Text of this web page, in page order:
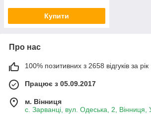
Купити
Про нас
100% позитивних з 2658 відгуків за рік
Працює з 05.09.2017
м. Вінниця
с. Зарванці, вул. Одеська, 2, Вінниця,